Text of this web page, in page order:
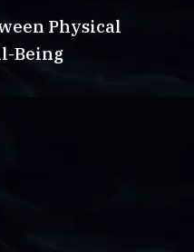
Physical
Being